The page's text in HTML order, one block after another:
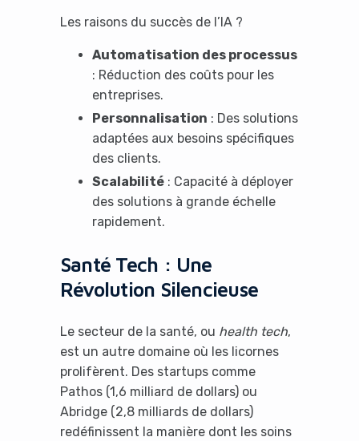
Les raisons du succès de l’IA ?
Automatisation des processus
: Réduction des coûts pour les
entreprises.
Personnalisation : Des solutions
adaptées aux besoins spécifiques
des clients.
Scalabilité: Capacité à déployer
des solutions à grande échelle
rapidement.
Santé Tech : Une
Révolution Silencieuse
Le secteur de la santé, ou health tech,
est un autre domaine où les licornes
prolifèrent. Des startups comme
Pathos (1,6 milliard de dollars) ou
Abridge (2,8 milliards de dollars)
redéfinissent la manière dont les soins